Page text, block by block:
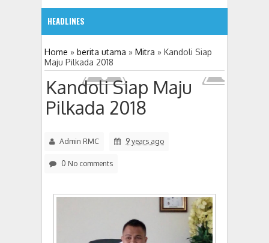
HEADLINES
08:03 AM
ADVETORIAL JONRU GANTIKAN MONO PIMPIN DPRD
Home » berita utama » Mitra » Kandoli Siap
Maju Pilkada 2018
Kandoli Siap Maju
Pilkada 2018
Admin RMC 9 years ago
0 No comments